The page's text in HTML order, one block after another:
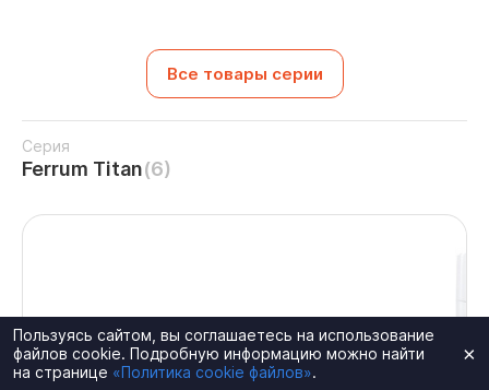
Все товары серии
Серия
Ferrum Titan(6)
×
Пользуясь сайтом, вы соглашаетесь на использование
файлов cookie. Подробную информацию можно найти
на странице «Политика cookie файлов».